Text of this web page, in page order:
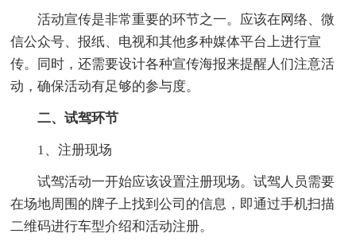
活动宣传是非常重要的环节之一。应该在网络、微
信公众号、报纸、电视和其他多种媒体平台上进行宣
传。同时，还需要设计各种宣传海报来提醒人们注意活
动，确保活动有足够的参与度。
二、试驾环节
1、注册现场
试驾活动一开始应该设置注册现场。试驾人员需要
在场地周围的牌子上找到公司的信息，即通过手机扫描
二维码进行车型介绍和活动注册。